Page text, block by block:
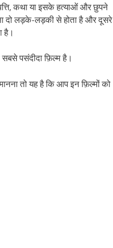
कथा या इसके हत्याओं और छुपने
दो लड़के-लड़की से होता है और दूसरे
है।
पसंदीदा फ़िल्म है।
तो यह है कि आप इन फ़िल्मों को